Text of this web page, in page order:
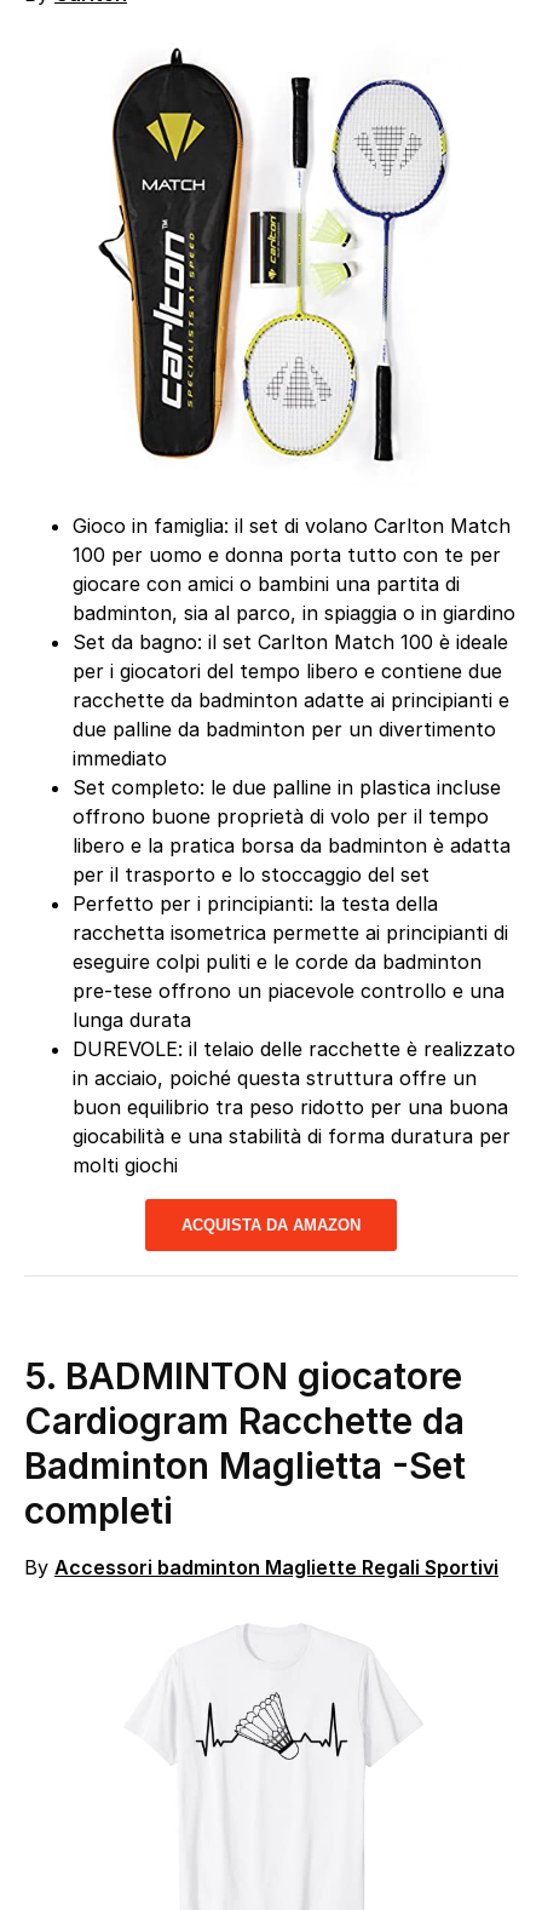
Gioco in famiglia: il set di volano Carlton Match
100 per uomo e donna porta tutto con te per
giocare con amici o bambini una partita di
badminton, sia al parco, in spiaggia o in giardino
Set da bagno: il set Carlton Match 100 è ideale
per i giocatori del tempo libero e contiene due
racchette da badminton adatte ai principianti e
due palline da badminton per un divertimento
immediato
Set completo: le due palline in plastica incluse
offrono buone proprietà di volo per il tempo
libero e la pratica borsa da badminton è adatta
per il trasporto e lo stoccaggio del set
Perfetto per i principianti: la testa della
racchetta isometrica permette ai principianti di
eseguire colpi puliti e le corde da badminton
pre-tese offrono un piacevole controllo e una
lunga durata
DUREVOLE: il telaio delle racchette è realizzato
in acciaio, poiché questa struttura offre un
buon equilibrio tra peso ridotto per una buona
giocabilità e una stabilità di forma duratura per
molti giochi
ACQUISTA DA AMAZON
5. BADMINTON giocatore
Cardiogram Racchette da
Badminton Maglietta -Set
completi
By Accessori badminton Magliette Regali Sportivi